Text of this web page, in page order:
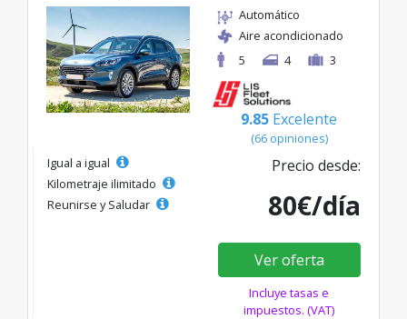
Automático
Aire acondicionado
5
4 3
9.85 Excelente
(66 opiniones)
Igual a igual
Kilometraje ilimitado
Reunirse y Saludar
Precio desde:
80€/día
Ver oferta
Incluye tasas e
impuestos. (VAT)